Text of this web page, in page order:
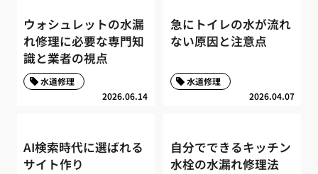
ウォシュレットの水漏
れ修理に必要な専門知
識と業者の視点
2026.06.14
水道修理
急にトイレの水が流れ
ない原因と注意点
2026.04.07
水道修理
AI検索時代に選ばれる
サイト作り
自分でできるキッチン
水栓の水漏れ修理法